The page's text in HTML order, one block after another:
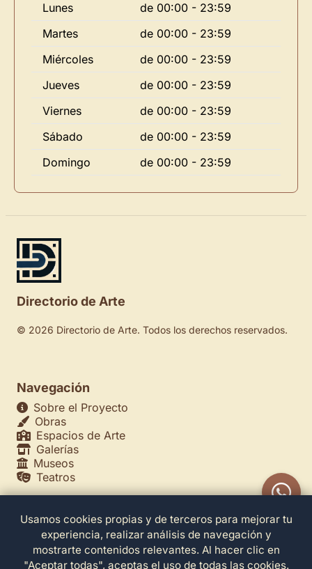
Lunes
de 00:00 - 23:59
Martes
de 00:00 - 23:59
Miércoles
de 00:00 - 23:59
Jueves
de 00:00 - 23:59
Viernes
de 00:00 - 23:59
Sábado
de 00:00 - 23:59
Domingo
de 00:00 - 23:59
Directorio de Arte
© 2026 Directorio de Arte. Todos los derechos reservados.
Navegación
Sobre el Proyecto
Obras
Espacios de Arte
Galerías
Museos
Teatros
Legales
Política de Privacidad
Política de Cookies
Usamos cookies propias y de terceros para mejorar tu
experiencia, realizar análisis de navegación y
mostrarte contenidos relevantes. Al hacer clic en
"Aceptar todas", aceptas el uso de todas las cookies.